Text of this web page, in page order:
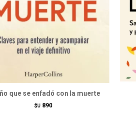
que se enfadó con la muerte
$U 890